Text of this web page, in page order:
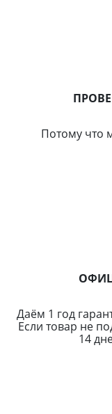
Потому что
Даём 1 год
Если товар не
14